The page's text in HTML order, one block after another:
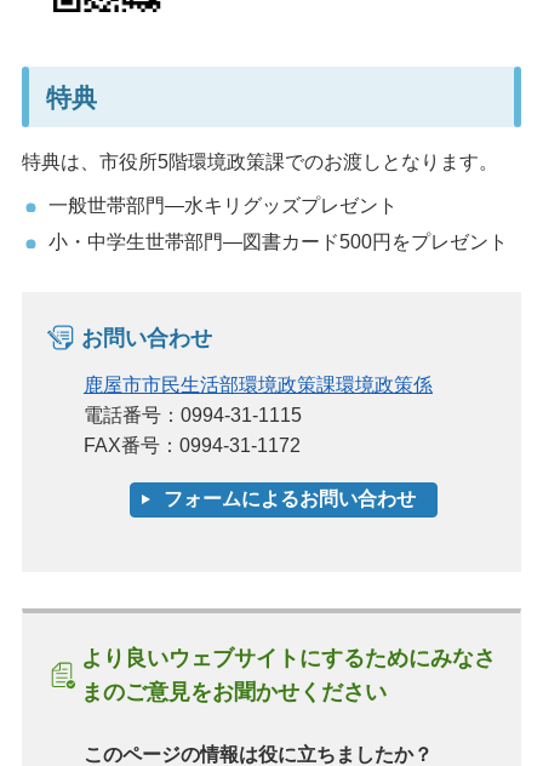
特典
特典は、市役所5階環境政策課でのお渡しとなります。
一般世帯部門―水キリグッズプレゼント
小・中学生世帯部門―図書カード500円をプレゼント
お問い合わせ
鹿屋市市民生活部環境政策課環境政策係
電話番号：0994-31-1115
FAX番号：0994-31-1172
より良いウェブサイトにするためにみなさ
まのご意見をお聞かせください
このページの情報は役に立ちましたか？